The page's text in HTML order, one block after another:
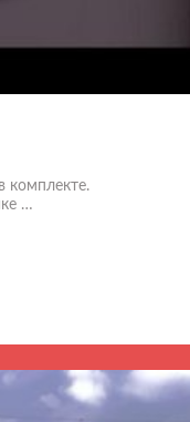
комплекте.
…